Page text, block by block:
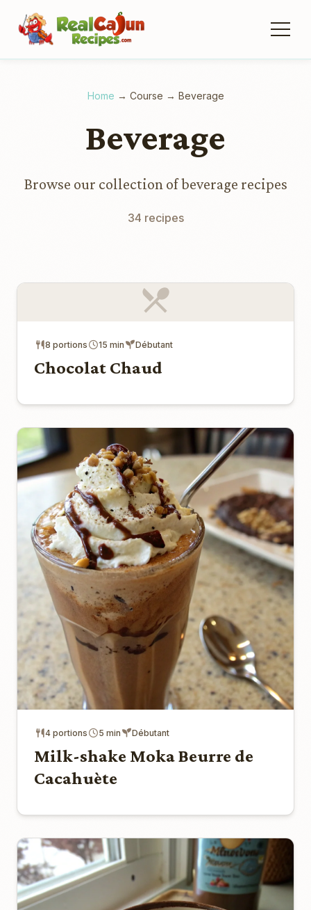
Home → Course → Beverage
Beverage
Browse our collection of beverage recipes
34 recipes
8 portions 15 min Débutant
Chocolat Chaud
4 portions 5 min Débutant
Milk-shake Moka Beurre de
Cacahuète